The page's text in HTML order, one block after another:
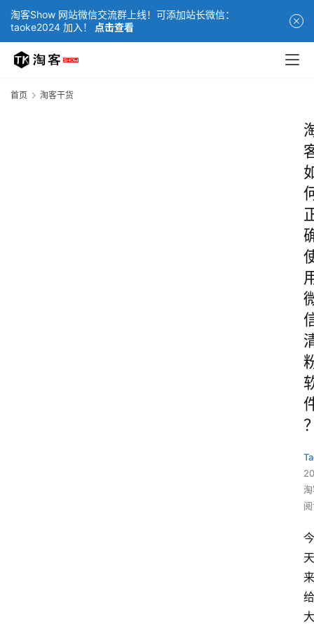
淘客Show 网站微信交流群上线！可添加站长微信：
taoke2024 加入！
点击查看
首页 淘客干货
今
天
来
给
大